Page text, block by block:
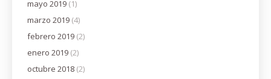
mayo 2019 (1)
marzo 2019 (4)
febrero 2019 (2)
enero 2019 (2)
octubre 2018 (2)